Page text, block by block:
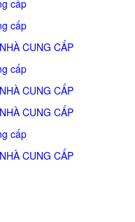
cấp
cấp
CUNG CẤP
cấp
CUNG CẤP
CUNG CẤP
cấp
CUNG CẤP